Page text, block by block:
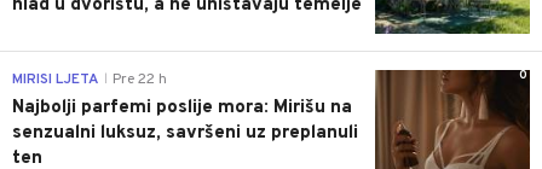
hlad u dvorištu, a ne uništavaju temelje
0
MIRISI LJETA Pre 22 h
Najbolji parfemi poslije mora: Mirišu na
senzualni luksuz, savršeni uz preplanuli
ten